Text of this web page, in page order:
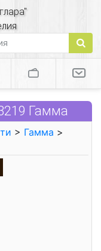
Гамма
> Гамма >